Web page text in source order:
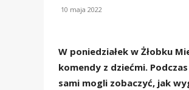
10 maja 2022
W poniedziałek w Żłobku
komendy z dziećmi.
sami mogli zobaczyć, jak